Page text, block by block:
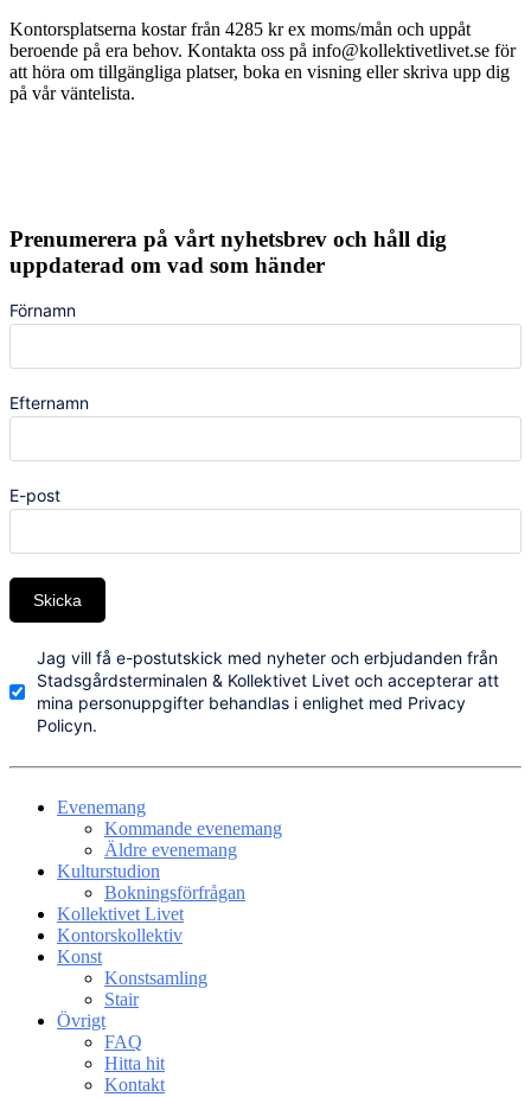
Kontorsplatserna kostar från 4285 kr ex moms/mån och uppåt
beroende på era behov. Kontakta oss på info@kollektivetlivet.se för
att höra om tillgängliga platser, boka en visning eller skriva upp dig
på vår väntelista.
Prenumerera på vårt nyhetsbrev och håll dig
uppdaterad om vad som händer
Förnamn
Efternamn
E-post
Skicka
Jag vill få e-postutskick med nyheter och erbjudanden från
Stadsgårdsterminalen & Kollektivet Livet och accepterar att
mina personuppgifter behandlas i enlighet med Privacy
Policyn.
Evenemang
Kommande evenemang
Äldre evenemang
Kulturstudion
Bokningsförfrågan
Kollektivet Livet
Kontorskollektiv
Konst
Konstsamling
Stair
Övrigt
FAQ
Hitta hit
Kontakt